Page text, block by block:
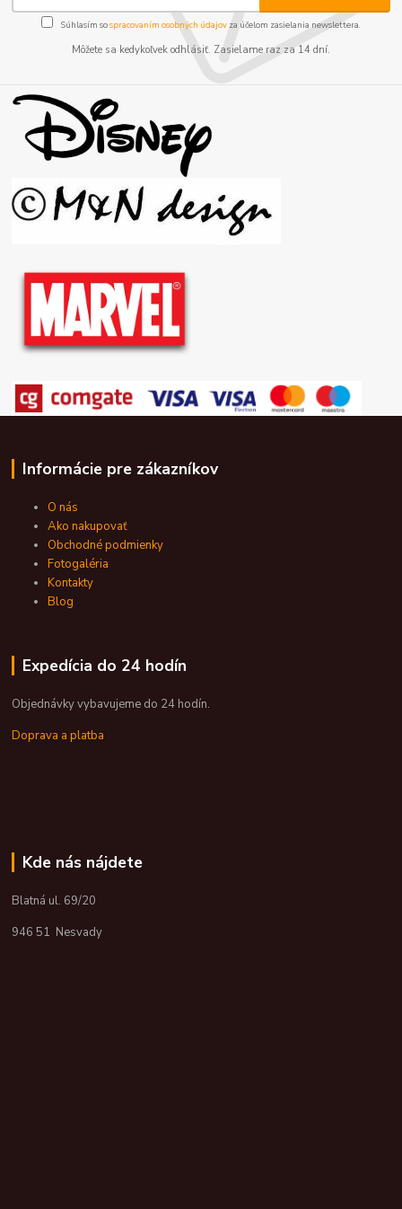
Súhlasím sospracovaním osobných údajov za účelom zasielania newslettera.
Môžete sa kedykoľvek odhlásiť. Zasielame raz za 14 dní.
Informácie pre zákazníkov
O nás
Ako nakupovať
Obchodné podmienky
Fotogaléria
Kontakty
Blog
Expedícia do 24 hodín
Objednávky vybavujeme do 24 hodín.
Doprava a platba
Kde nás nájdete
Blatná ul. 69/20
946 51 Nesvady